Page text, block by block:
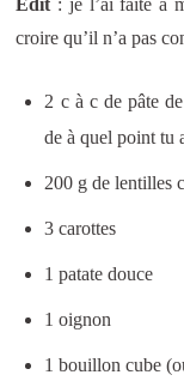
croire qu’il n’a pas
2 c à c de pâte
de à quel point tu
200 g de lentilles
3 carottes
1 patate douce
1 oignon
1 bouillon cube